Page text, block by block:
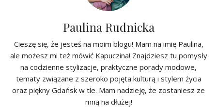
Paulina Rudnicka
Cieszę się, że jesteś na moim blogu! Mam na imię Paulina,
ale możesz mi też mówić Kapuczina! Znajdziesz tu pomysły
na codzienne stylizacje, praktyczne porady modowe,
tematy związane z szeroko pojęta kulturą i stylem życia
oraz piękny Gdańsk w tle. Mam nadzieję, że zostaniesz ze
mną na dłużej!